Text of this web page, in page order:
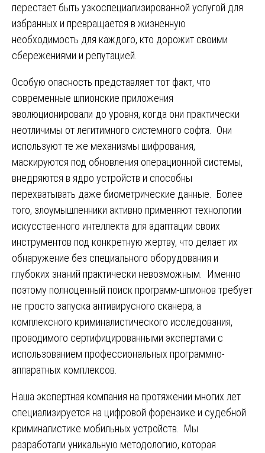
перестает быть узкоспециализированной услугой для
избранных и превращается в жизненную
необходимость для каждого, кто дорожит своими
сбережениями и репутацией.
Особую опасность представляет тот факт, что
современные шпионские приложения
эволюционировали до уровня, когда они практически
неотличимы от легитимного системного софта. Они
используют те же механизмы шифрования,
маскируются под обновления операционной системы,
внедряются в ядро устройств и способны
перехватывать даже биометрические данные. Более
того, злоумышленники активно применяют технологии
искусственного интеллекта для адаптации своих
инструментов под конкретную жертву, что делает их
обнаружение без специального оборудования и
глубоких знаний практически невозможным. Именно
поэтому полноценный поиск программ-шпионов требует
не просто запуска антивирусного сканера, а
комплексного криминалистического исследования,
проводимого сертифицированными экспертами с
использованием профессиональных программно-
аппаратных комплексов.
Наша экспертная компания на протяжении многих лет
специализируется на цифровой форензике и судебной
криминалистике мобильных устройств. Мы
разработали уникальную методологию, которая